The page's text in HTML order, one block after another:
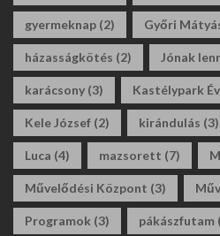
gyermeknap (2) Győri
házasságkötés (2) Jónak
karácsony (3) Kastélypark
Kele József (2) kirándulás (3)
Luca (4) mazsorett (7)
Művelődési Központ (3)
Programok (3) pákászfutam